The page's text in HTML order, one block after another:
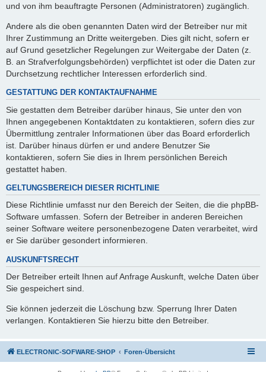
und von ihm beauftragte Personen (Administratoren) zugänglich.
Andere als die oben genannten Daten wird der Betreiber nur mit
Ihrer Zustimmung an Dritte weitergeben. Dies gilt nicht, sofern er
auf Grund gesetzlicher Regelungen zur Weitergabe der Daten (z.
B. an Strafverfolgungsbehörden) verpflichtet ist oder die Daten zur
Durchsetzung rechtlicher Interessen erforderlich sind.
GESTATTUNG DER KONTAKTAUFNAHME
Sie gestatten dem Betreiber darüber hinaus, Sie unter den von
Ihnen angegebenen Kontaktdaten zu kontaktieren, sofern dies zur
Übermittlung zentraler Informationen über das Board erforderlich
ist. Darüber hinaus dürfen er und andere Benutzer Sie
kontaktieren, sofern Sie dies in Ihrem persönlichen Bereich
gestattet haben.
GELTUNGSBEREICH DIESER RICHTLINIE
Diese Richtlinie umfasst nur den Bereich der Seiten, die die phpBB-
Software umfassen. Sofern der Betreiber in anderen Bereichen
seiner Software weitere personenbezogene Daten verarbeitet, wird
er Sie darüber gesondert informieren.
AUSKUNFTSRECHT
Der Betreiber erteilt Ihnen auf Anfrage Auskunft, welche Daten über
Sie gespeichert sind.
Sie können jederzeit die Löschung bzw. Sperrung Ihrer Daten
verlangen. Kontaktieren Sie hierzu bitte den Betreiber.
ELECTRONIC-SOFWARE-SHOP Foren-Übersicht